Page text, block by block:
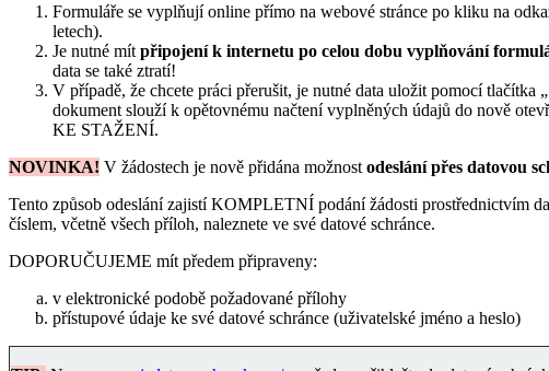
Formuláře se vyplňují online přímo na webové stránce po kliku na
letech).
Je nutné mít připojení k internetu po celou dobu vyplňování
data se také ztratí!
V případě, že chcete práci přerušit, je nutné data uložit pomocí tlačítka „
dokument slouží k opětovnému načtení vyplněných údajů do nově
KE STAŽENÍ.
NOVINKA! V žádostech je nově přidána možnost odeslání přes datovou
Tento způsob odeslání zajistí KOMPLETNÍ podání žádosti prostřednictvím
číslem, včetně všech příloh, naleznete ve své datové schránce.
DOPORUČUJEME mít předem připraveny:
v elektronické podobě požadované přílohy
přístupové údaje ke své datové schránce (uživatelské jméno a heslo)